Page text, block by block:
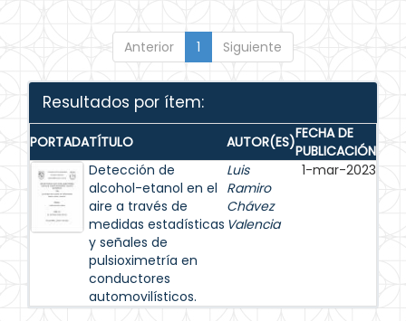
Anterior 1 Siguiente
Resultados por ítem:
PORTADATÍTULO AUTOR(ES)FECHA DE
PUBLICACIÓN
Detección de
alcohol-etanol en el
aire a través de
medidas estadísticas
y señales de
pulsioximetría en
conductores
automovilísticos.
Luis
Ramiro
Chávez
Valencia
1-mar-2023